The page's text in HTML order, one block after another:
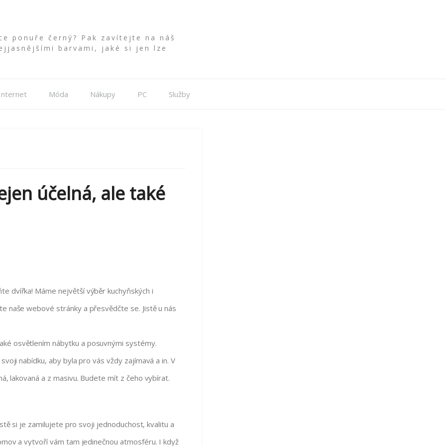
ponuře černý? Pak zavítejte na náš
barvami, jaké si jen lze
Móda Nákupy PC Služby
účelná, ale také
dvířka! Máme největší výběr kuchyňských i
naše webové stránky a přesvědčte se. Jistě u nás
osvětlením nábytku a posuvnými systémy.
nabídku, aby byla pro vás vždy zajímavá a in. V
lakovaná a z masivu. Budete mít z čeho vybírat.
si je zamilujete pro svoji jednoduchost, kvalitu a
a vytvoří vám tam jedinečnou atmosféru. I když